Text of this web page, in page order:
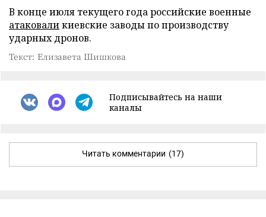
В конце июля текущего года российские военные
атаковаликиевские заводы по производству
ударных дронов.
Текст: Елизавета Шишкова
Подписывайтесь на наши
каналы
Читать комментарии (17)